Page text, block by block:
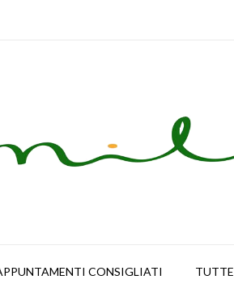
CONSIGLIATI